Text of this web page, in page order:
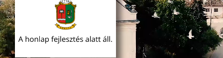
Dokumentumok []
Aloldalak [ ]